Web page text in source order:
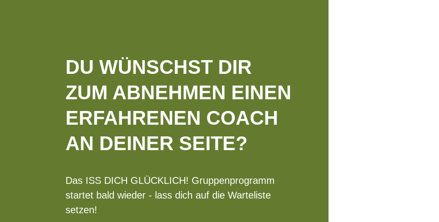
DU WÜNSCHST DIR
ZUM ABNEHMEN EINEN
ERFAHRENEN COACH
AN DEINER SEITE?
Das ISS DICH GLÜCKLICH! Gruppenprogramm
startet bald wieder - lass dich auf die Warteliste
setzen!